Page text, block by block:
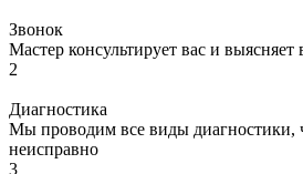
Звонок
Мастер консультирует вас и
2
Диагностика
Мы проводим все виды диагностики,
неисправно
3